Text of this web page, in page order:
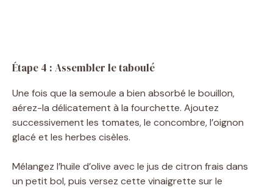
Étape 4 : Assembler le taboulé
Une fois que la semoule a bien absorbé le bouillon,
aérez-la délicatement à la fourchette. Ajoutez
successivement les tomates, le concombre, l’oignon
glacé et les herbes cisèles.
Mélangez l’huile d’olive avec le jus de citron frais dans
un petit bol, puis versez cette vinaigrette sur le